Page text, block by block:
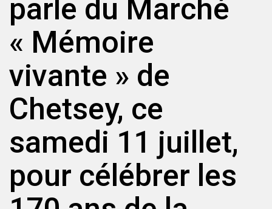
parle du Marché
« Mémoire
vivante » de
Chetsey, ce
samedi 11 juillet,
pour célébrer les